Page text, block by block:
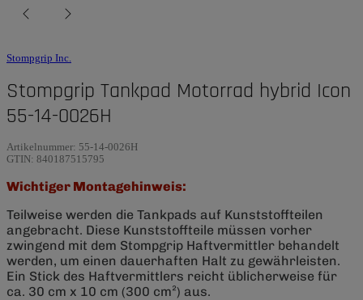
Stompgrip Inc.
Stompgrip Tankpad Motorrad hybrid Icon
55-14-0026H
Artikelnummer: 55-14-0026H
GTIN: 840187515795
Wichtiger Montagehinweis:
Teilweise werden die Tankpads auf Kunststoffteilen
angebracht. Diese Kunststoffteile müssen vorher
zwingend mit dem Stompgrip Haftvermittler behandelt
werden, um einen dauerhaften Halt zu gewährleisten.
Ein Stick des Haftvermittlers reicht üblicherweise für
ca. 30 cm x 10 cm (300 cm²) aus.